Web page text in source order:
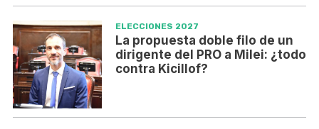
ELECCIONES 2027
La propuesta doble filo de un
dirigente del PRO a Milei: ¿todo
contra Kicillof?